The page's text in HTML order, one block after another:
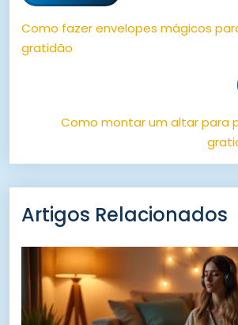
Como fazer envelopes mágicos
gratidão
Como montar um altar para
Artigos Relacionados